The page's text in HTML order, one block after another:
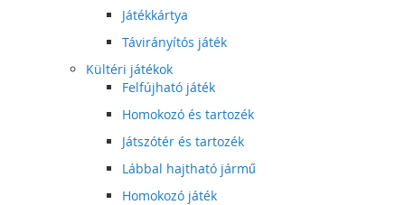
Játékkártya
Távirányítós játék
Kültéri játékok
Felfújható játék
Homokozó és tartozék
Játszótér és tartozék
Lábbal hajtható jármű
Homokozó játék